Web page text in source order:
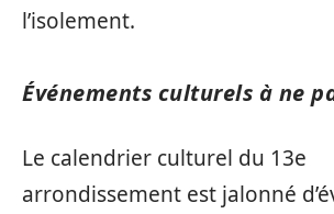
l’isolement.
Événements culturels à ne
Le calendrier culturel du 13e
arrondissement est jalonné